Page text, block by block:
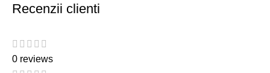
Recenzii clienti
0 reviews